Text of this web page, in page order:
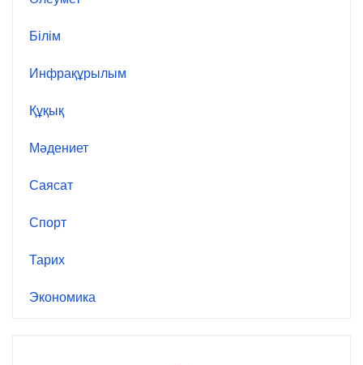
Білім
Инфрақұрылым
Құқық
Мәдениет
Саясат
Спорт
Тарих
Экономика